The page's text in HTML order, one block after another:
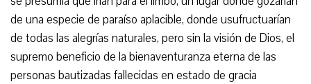
de una especie de paraíso aplacible, donde usufructuarían
de todas las alegrías naturales, pero sin la visión de Dios, el
supremo beneficio de la bienaventuranza eterna de las
personas bautizadas fallecidas en estado de gracia